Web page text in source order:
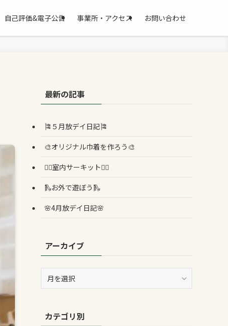
自己評価&電子公告 事業所・アクセス お問い合わせ
最新の記事
🎏５月放デイ日記🎏
🎨オリジナル巾着を作ろう🎨
🏳️‍🌈室内サーキット🏳️‍🌈
🛝お外で遊ぼう🛝
🌸4月放デイ日記🌸
アーカイブ
ブカテゴリ別